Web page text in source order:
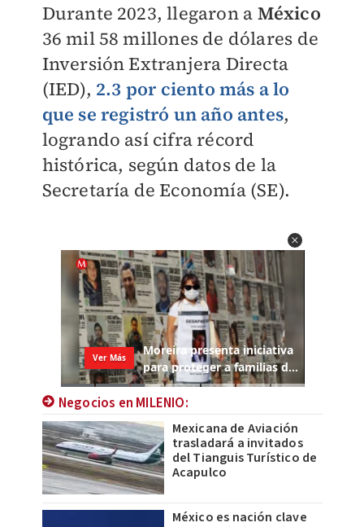
Durante 2023, llegaron a México
36 mil 58 millones de dólares de
Inversión Extranjera Directa
(IED), 2.3 por ciento más a lo
que se registró un año antes,
logrando así cifra récord
histórica, según datos de la
Secretaría de Economía (SE).
Negocios en MILENIO:
Mexicana de Aviación
trasladará a invitados
del Tianguis Turístico de
Acapulco
México es nación clave